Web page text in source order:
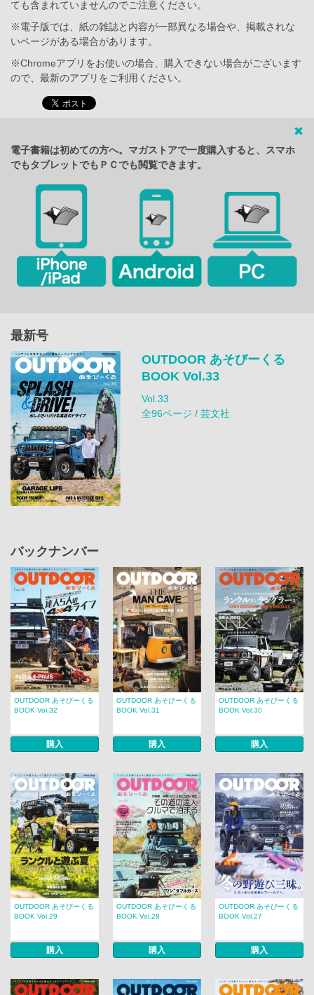
ても含まれていませんのでご注意ください。
※電子版では、紙の雑誌と内容が一部異なる場合や、掲載されな
いページがある場合があります。
※Chromeアプリをお使いの場合、購入できない場合がございます
ので、最新のアプリをご利用ください。
電子書籍は初めての方へ。マガストアで一度購入すると、スマホ
でもタブレットでもＰＣでも閲覧できます。
最新号
OUTDOOR あそびーくる
BOOK Vol.33
Vol.33
全96ページ / 芸文社
バックナンバー
OUTDOOR あそびーくる
BOOK Vol.32
購入
OUTDOOR あそびーくる
BOOK Vol.31
購入
OUTDOOR あそびーくる
BOOK Vol.30
購入
OUTDOOR あそびーくる
BOOK Vol.29
購入
OUTDOOR あそびーくる
BOOK Vol.28
購入
OUTDOOR あそびーくる
BOOK Vol.27
購入